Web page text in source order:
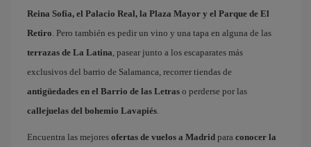
Reina Sofía, el Palacio Real, la Plaza Mayor y el Parque de El
Retiro. Pero también es pedir un vino y una tapa en alguna de las
terrazas de La Latina, pasear junto a los escaparates más
exclusivos del barrio de Salamanca, recorrer tiendas de
antigüedades en el Barrio de las Letras o perderse por las
callejuelas del bohemio Lavapiés.
Encuentra las mejores ofertas de vuelos a Madrid para conocer la